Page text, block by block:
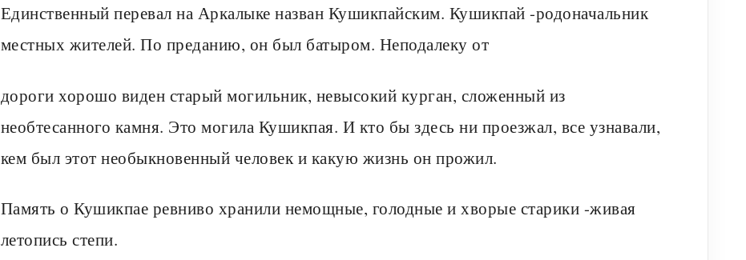
Единственный перевал на Аркалыке назван Кушикпайским. Кушикпай -родоначальник
местных жителей. По преданию, он был батыром. Неподалеку от
дороги хорошо виден старый могильник, невысокий курган, сложенный из
необтесанного камня. Это могила Кушикпая. И кто бы здесь ни проезжал, все узнавали,
кем был этот необыкновенный человек и какую жизнь он прожил.
Память о Кушикпае ревниво хранили немощные, голодные и хворые старики -живая
летопись степи.